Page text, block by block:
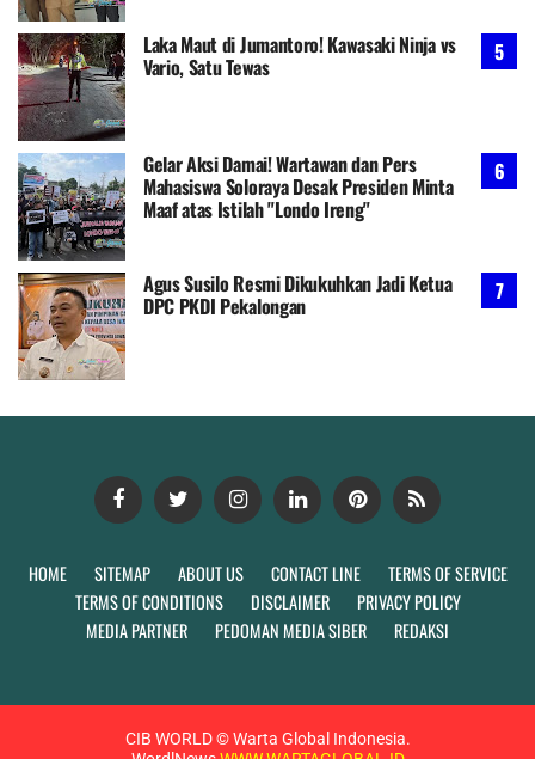
Laka Maut di Jumantoro! Kawasaki Ninja vs
Vario, Satu Tewas
Gelar Aksi Damai! Wartawan dan Pers
Mahasiswa Soloraya Desak Presiden Minta
Maaf atas Istilah "Londo Ireng"
Agus Susilo Resmi Dikukuhkan Jadi Ketua
DPC PKDI Pekalongan
HOME SITEMAP ABOUT US CONTACT LINE
TERMS OF SERVICE
TERMS OF CONDITIONS
DISCLAIMER
PRIVACY POLICY
MEDIA PARTNER
PEDOMAN MEDIA SIBER REDAKSI
CIB WORLD ©Warta Global Indonesia.